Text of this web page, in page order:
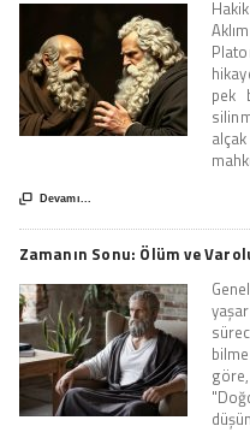
pek
 Devamı...
Zamanın Sonu: Ölüm ve